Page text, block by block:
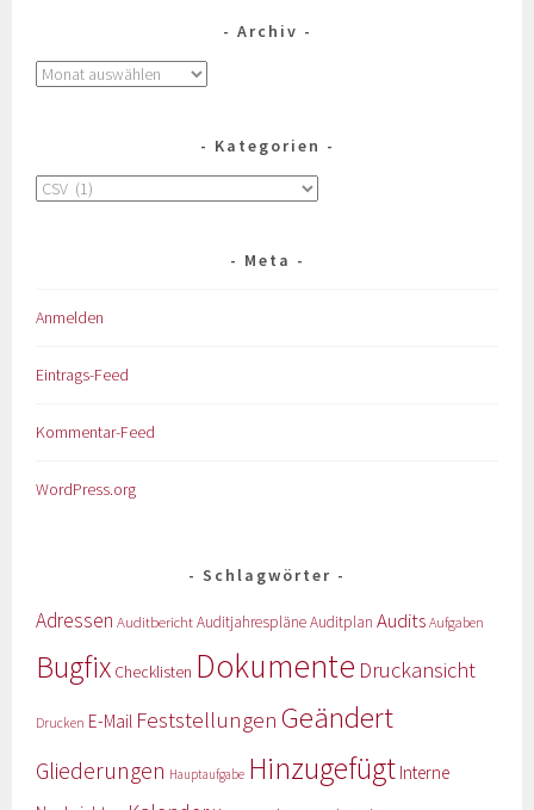
Archiv
Kategorien
Meta
Anmelden
Eintrags-Feed
Kommentar-Feed
WordPress.org
Schlagwörter
Adressen AuditberichtAuditjahrespläneAuditplan Audits Aufgaben
Bugfix Checklisten Dokumente Druckansicht
Drucken E-Mail Feststellungen Geändert
Gliederungen Hauptaufgabe Hinzugefügt Interne